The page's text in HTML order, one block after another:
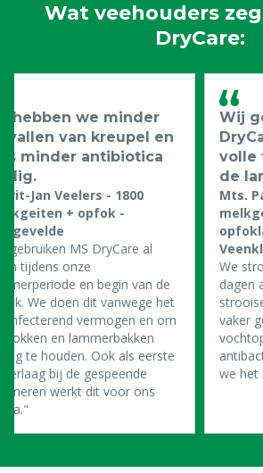
Wat veehouders
DryCare:
hebben we minder
van kreupel en
minder antibiotica
Jan Veelers - 1800
+ opfok -
gebruiken MS DryCare al
tijdens onze
en begin van de
We doen dit vanwege het
vermogen en om
hokken en lammerbakken
te houden. Ook als eerste
bij de gespeende
werkt dit voor ons
Wij
volle
de
Mts.
We
dagen
vaker
we het